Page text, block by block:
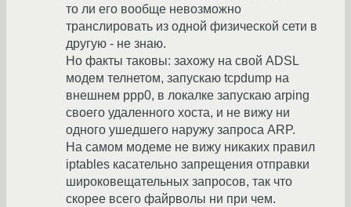
то ли его вообще невозможно
транслировать из одной физической сети в
другую - не знаю.
Но факты таковы: захожу на свой ADSL
модем телнетом, запускаю tcpdump на
внешнем ppp0, в локалке запускаю arping
своего удаленного хоста, и не вижу ни
одного ушедшего наружу запроса ARP.
На самом модеме не вижу никаких правил
iptables касательно запрещения отправки
широковещательных запросов, так что
скорее всего файрволы ни при чем.